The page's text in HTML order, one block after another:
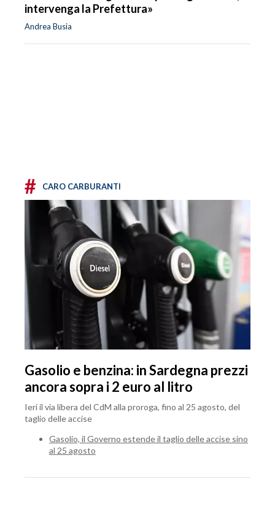
intervenga la Prefettura»
Andrea Busia
# CARO CARBURANTI
Gasolio e benzina: in Sardegna prezzi
ancora sopra i 2 euro al litro
Ieri il via libera del CdM alla proroga, fino al 25 agosto, del
taglio delle accise
Gasolio, il Governo estende il taglio delle accise sino
al 25 agosto